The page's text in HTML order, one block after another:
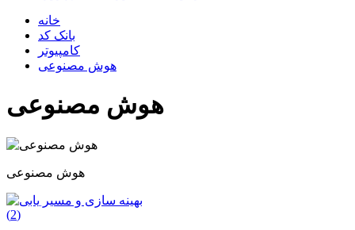
خانه
بانک کد
کامپیوتر
هوش مصنوعی
هوش مصنوعی
هوش مصنوعی